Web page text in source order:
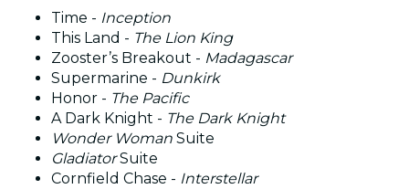
Time - Inception
This Land - The Lion King
Zooster’s Breakout - Madagascar
Supermarine - Dunkirk
Honor - The Pacific
A Dark Knight - The Dark Knight
Wonder Woman Suite
GladiatorSuite
Cornfield Chase - Interstellar